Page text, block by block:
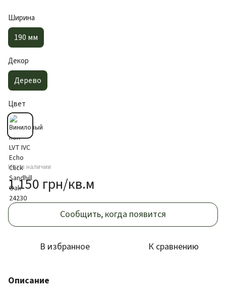
Ширина
190 мм
Декор
Дерево
Цвет
Нет в наличии
1 150 грн/кв.м
Сообщить, когда появится
В избранное К сравнению
Описание